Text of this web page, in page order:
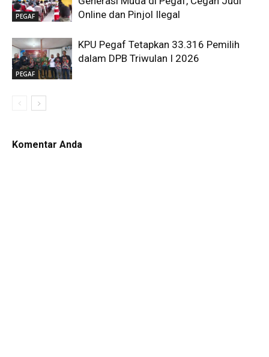
PEGAF
Online dan Pinjol Ilegal
PEGAF
KPU Pegaf Tetapkan 33.316 Pemilih
dalam DPB Triwulan I 2026
Komentar Anda